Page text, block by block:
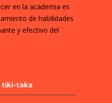
en la academia es
de habilidades
y efectivo del
tiki-taka